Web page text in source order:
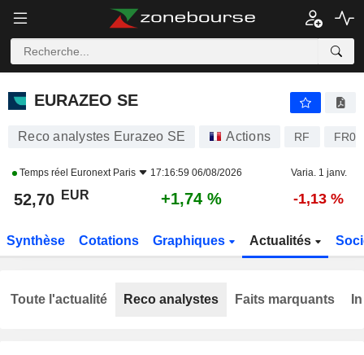
EURAZEO SE
EURAZEO SE
Reco analystes Eurazeo SE Actions RF
Temps réel Euronext Paris 17:16:59 06/08/2026 Varia. 1 janv.
52,70 EUR +1,74 % -1,13 %
Synthèse Cotations Graphiques Actualités
Toute l'actualité Reco analystes Faits marquants